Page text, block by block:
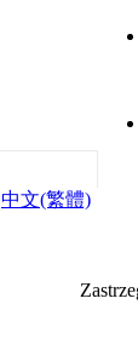
中文(繁體)